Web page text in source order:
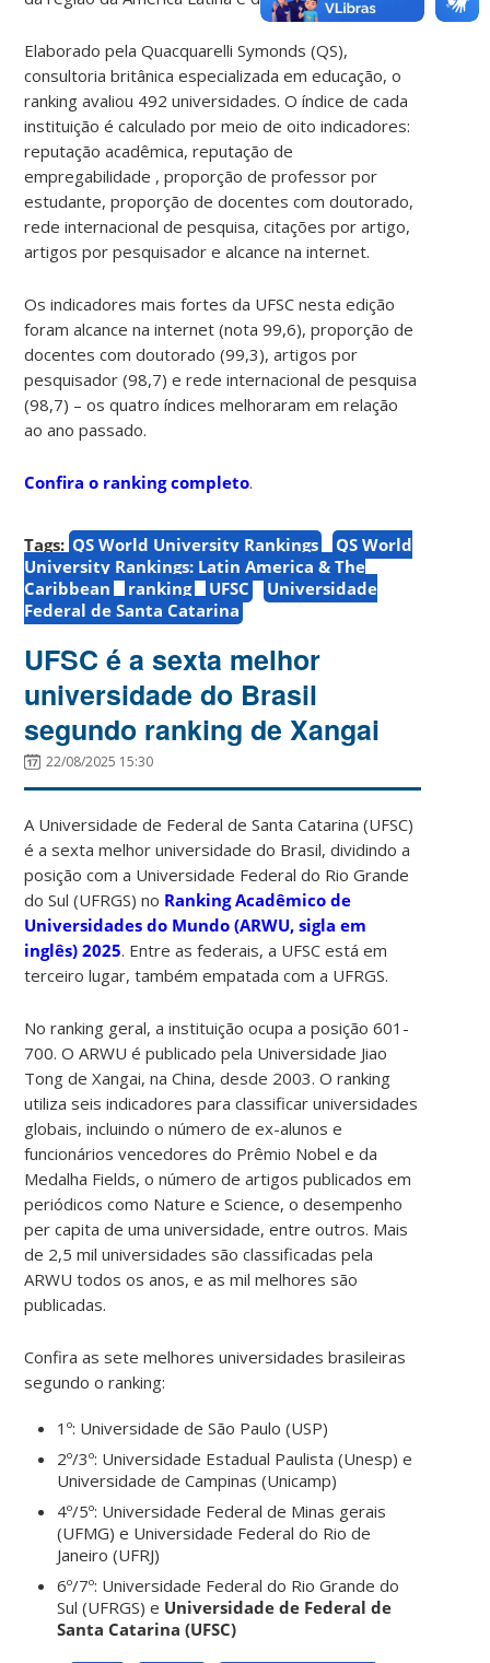
Elaborado pela Quacquarelli Symonds (QS),
consultoria britânica especializada em educação, o
ranking avaliou 492 universidades. O índice de cada
instituição é calculado por meio de oito indicadores:
reputação acadêmica, reputação de
empregabilidade , proporção de professor por
estudante, proporção de docentes com doutorado,
rede internacional de pesquisa, citações por artigo,
artigos por pesquisador e alcance na internet.
Os indicadores mais fortes da UFSC nesta edição
foram alcance na internet (nota 99,6), proporção de
docentes com doutorado (99,3), artigos por
pesquisador (98,7) e rede internacional de pesquisa
(98,7) – os quatro índices melhoraram em relação
ao ano passado.
Confira o ranking completo.
Tags: QS World University Rankings
QS World
University Rankings: Latin America & The
Caribbean
ranking UFSC
Universidade
Federal de Santa Catarina
UFSC é a sexta melhor
universidade do Brasil
segundo ranking de Xangai
22/08/2025 15:30
A Universidade de Federal de Santa Catarina (UFSC)
é a sexta melhor universidade do Brasil, dividindo a
posição com a Universidade Federal do Rio Grande
do Sul (UFRGS) no Ranking Acadêmico de
Universidades do Mundo (ARWU, sigla em
inglês) 2025. Entre as federais, a UFSC está em
terceiro lugar, também empatada com a UFRGS.
No ranking geral, a instituição ocupa a posição 601-
700. O ARWU é publicado pela Universidade Jiao
Tong de Xangai, na China, desde 2003. O ranking
utiliza seis indicadores para classificar universidades
globais, incluindo o número de ex-alunos e
funcionários vencedores do Prêmio Nobel e da
Medalha Fields, o número de artigos publicados em
periódicos como Nature e Science, o desempenho
per capita de uma universidade, entre outros. Mais
de 2,5 mil universidades são classificadas pela
ARWU todos os anos, e as mil melhores são
publicadas.
Confira as sete melhores universidades brasileiras
segundo o ranking:
1º: Universidade de São Paulo (USP)
2º/3º: Universidade Estadual Paulista (Unesp) e
Universidade de Campinas (Unicamp)
4º/5º: Universidade Federal de Minas gerais
(UFMG) e Universidade Federal do Rio de
Janeiro (UFRJ)
6º/7º: Universidade Federal do Rio Grande do
Sul (UFRGS) e Universidade de Federal de
Santa Catarina (UFSC)